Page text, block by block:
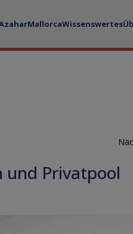
MallorcaWissenswertes
und Privatpool